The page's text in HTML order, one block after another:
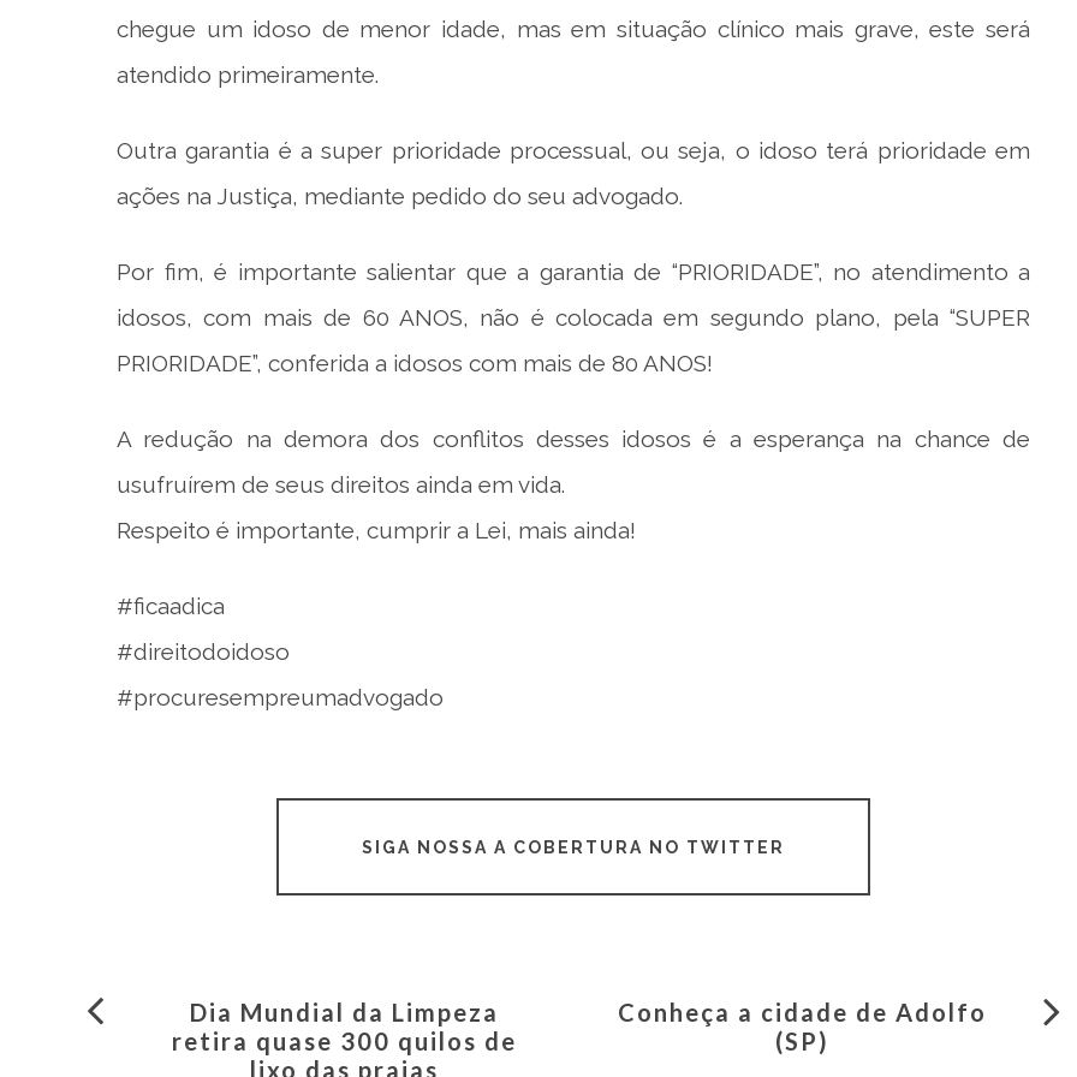
chegue um idoso de menor idade, mas em situação clínico mais grave, este será
atendido primeiramente.
Outra garantia é a super prioridade processual, ou seja, o idoso terá prioridade em
ações na Justiça, mediante pedido do seu advogado.
Por fim, é importante salientar que a garantia de “PRIORIDADE”, no atendimento a
idosos, com mais de 60 ANOS, não é colocada em segundo plano, pela “SUPER
PRIORIDADE”, conferida a idosos com mais de 80 ANOS!
A redução na demora dos conflitos desses idosos é a esperança na chance de
usufruírem de seus direitos ainda em vida.
Respeito é importante, cumprir a Lei, mais ainda!
#ficaadica
#direitodoidoso
#procuresempreumadvogado
SIGA NOSSA A COBERTURA NO TWITTER
Dia Mundial da Limpeza
retira quase 300 quilos de
lixo das praias
Conheça a cidade de Adolfo
(SP)